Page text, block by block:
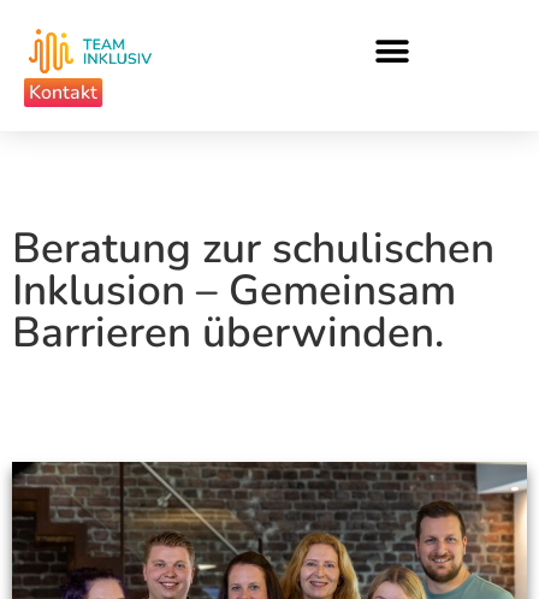
Kontakt
Beratung zur schulischen
Inklusion – Gemeinsam
Barrieren überwinden.